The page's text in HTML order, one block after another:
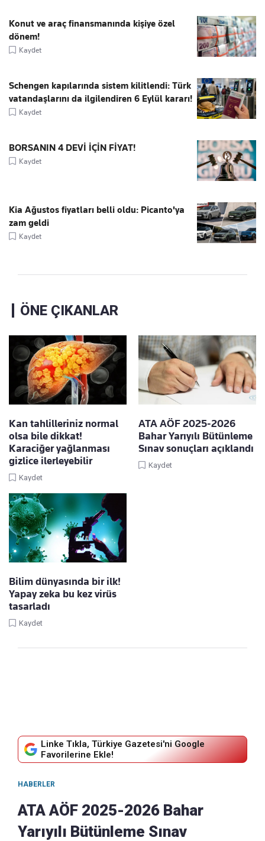
Konut ve araç finansmanında kişiye özel
dönem!
Kaydet
Schengen kapılarında sistem kilitlendi: Türk
vatandaşlarını da ilgilendiren 6 Eylül kararı!
Kaydet
BORSANIN 4 DEVİ İÇİN FİYAT!
Kaydet
Kia Ağustos fiyatları belli oldu: Picanto'ya
zam geldi
Kaydet
ÖNE ÇIKANLAR
Kan tahlilleriniz normal
olsa bile dikkat!
Karaciğer yağlanması
gizlice ilerleyebilir
Kaydet
ATA AÖF 2025-2026
Bahar Yarıyılı Bütünleme
Sınav sonuçları açıklandı
Kaydet
Bilim dünyasında bir ilk!
Yapay zeka bu kez virüs
tasarladı
Kaydet
Linke Tıkla, Türkiye Gazetesi'ni Google
Favorilerine Ekle!
HABERLER
ATA AÖF 2025-2026 Bahar
Yarıyılı Bütünleme Sınav